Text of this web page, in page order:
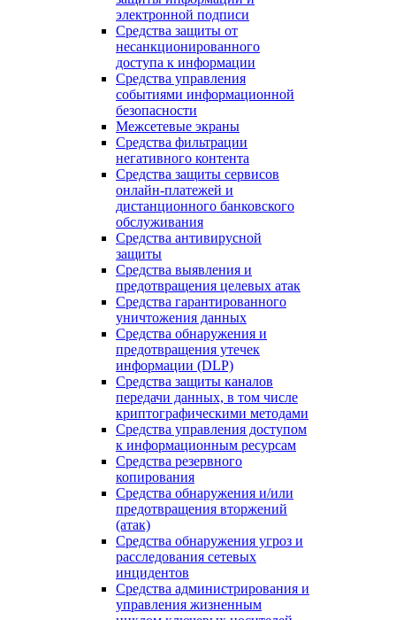
электронной подписи
Средства защиты от
несанкционированного
доступа к информации
Средства управления
событиями информационной
безопасности
Межсетевые экраны
Средства фильтрации
негативного контента
Средства защиты сервисов
онлайн-платежей и
дистанционного банковского
обслуживания
Средства антивирусной
защиты
Средства выявления и
предотвращения целевых атак
Средства гарантированного
уничтожения данных
Средства обнаружения и
предотвращения утечек
информации (DLP)
Средства защиты каналов
передачи данных, в том числе
криптографическими методами
Средства управления доступом
к информационным ресурсам
Средства резервного
копирования
Средства обнаружения и/или
предотвращения вторжений
(атак)
Средства обнаружения угроз и
расследования сетевых
инцидентов
Средства администрирования и
управления жизненным